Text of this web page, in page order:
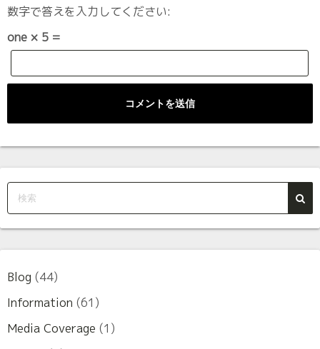
数字で答えを入力してください:
one × 5 =
Blog (44)
Information (61)
Media Coverage (1)